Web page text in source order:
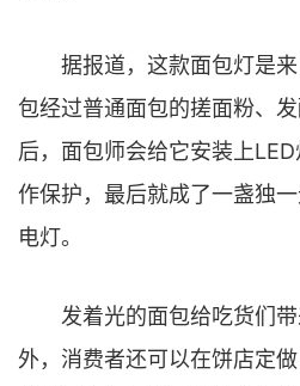
据报道，这款面包灯是来
包经过普通面包的搓面粉、
后，面包师会给它安装上
作保护，最后就成了一盏独
电灯。
发着光的面包给吃货们带
外，消费者还可以在饼店定